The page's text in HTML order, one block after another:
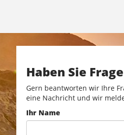
Haben Sie
Gern beantworten wir Ihre
eine Nachricht und wir
Ihr Name